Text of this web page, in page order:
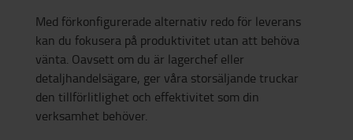
Med förkonfigurerade alternativ redo för leverans
kan du fokusera på produktivitet utan att behöva
vänta. Oavsett om du är lagerchef eller
detaljhandelsägare, ger våra storsäljande truckar
den tillförlitlighet och effektivitet som din
verksamhet behöver.